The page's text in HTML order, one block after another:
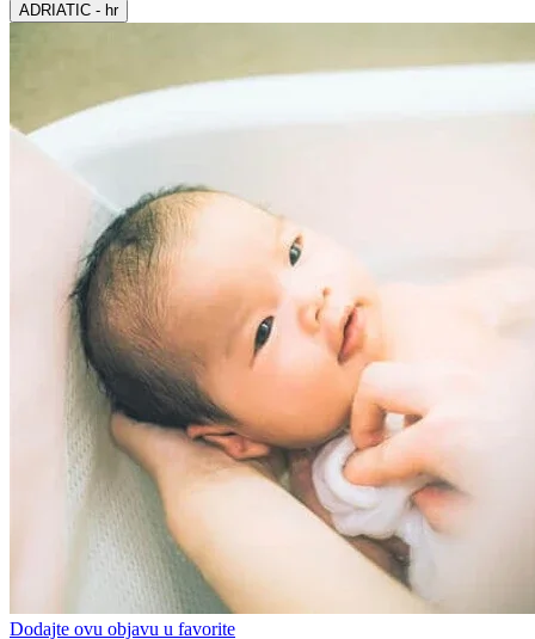
ADRIATIC - hr
Dodajte ovu objavu u favorite